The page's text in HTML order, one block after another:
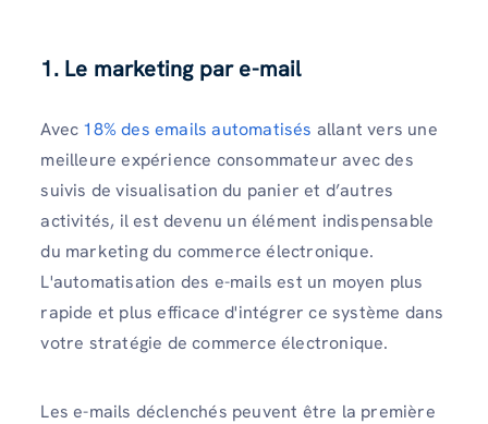
1. Le marketing par e-mail
Avec 18% des emails automatisés allant vers une
meilleure expérience consommateur avec des
suivis de visualisation du panier et d’autres
activités, il est devenu un élément indispensable
du marketing du commerce électronique.
L'automatisation des e-mails est un moyen plus
rapide et plus efficace d'intégrer ce système dans
votre stratégie de commerce électronique.
Les e-mails déclenchés peuvent être la première